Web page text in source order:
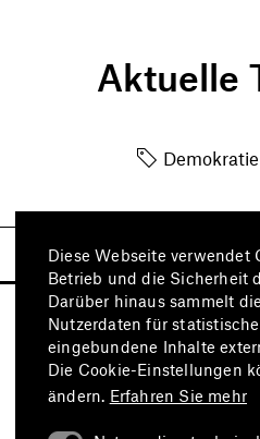
Aktuelle
Diese Webseite verwendet
Betrieb und die Sicherheit
Darüber hinaus sammelt
Nutzerdaten für
eingebundene Inhalte
Die Cookie-Einstellungen
ändern. Erfahren Sie mehr